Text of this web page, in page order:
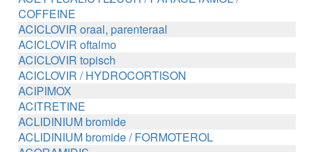
COFFEINE
ACICLOVIR oraal, parenteraal
ACICLOVIR oftalmo
ACICLOVIR topisch
ACICLOVIR / HYDROCORTISON
ACIPIMOX
ACITRETINE
ACLIDINIUM bromide
ACLIDINIUM bromide / FORMOTEROL